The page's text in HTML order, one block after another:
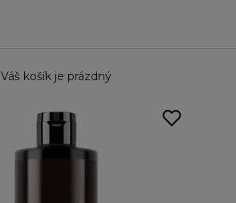
Váš košík je prázdný